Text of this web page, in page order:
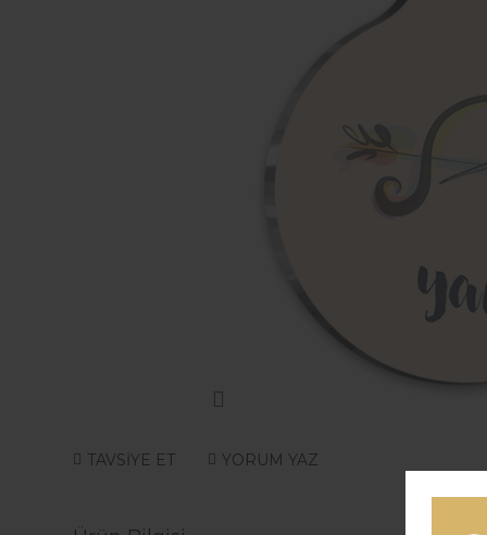
TAVSİYE ET YORUM YAZ